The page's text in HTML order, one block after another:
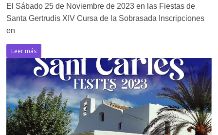
El Sábado 25 de Noviembre de 2023 en las Fiestas de
Santa Gertrudis XIV Cursa de la Sobrasada Inscripciones
en
Leer más